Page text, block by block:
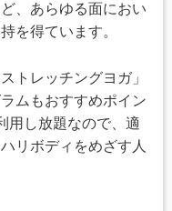
、あらゆる面におい
を得ています。
トレッチングヨガ」
ムもおすすめポイン
用し放題なので、適
リボディをめざす人